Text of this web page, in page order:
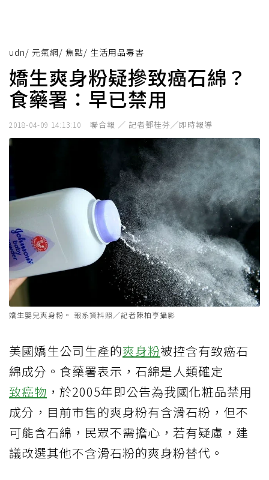
udn/ 元氣網/ 焦點/ 生活用品毒害
嬌生爽身粉疑摻致癌石綿？
食藥署：早已禁用
2018-04-09 14:13:10 聯合報 ／ 記者鄧桂芬╱即時報導
嬌生嬰兒爽身粉。 報系資料照／記者陳柏亨攝影
美國嬌生公司生產的爽身粉被控含有致癌石
綿成分。食藥署表示，石綿是人類確定
致癌物 ，於2005年即公告為我國化粧品禁用
成分，目前市售的爽身粉有含滑石粉，但不
可能含石綿，民眾不需擔心，若有疑慮，建
議改選其他不含滑石粉的爽身粉替代。